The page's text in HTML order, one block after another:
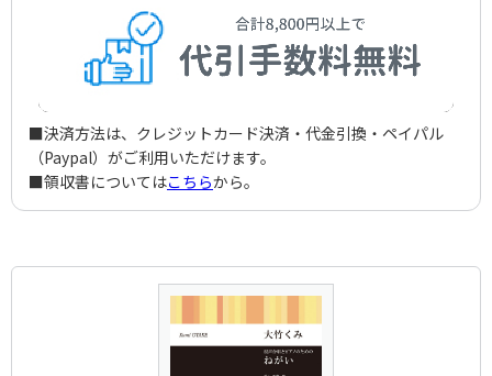
■決済方法は、クレジットカード決済・代金引換・ペイパル
（Paypal）がご利用いただけます。
■領収書についてはこちらから。